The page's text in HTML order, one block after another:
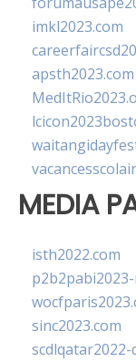
imkl2023.com
apsth2023.com
MEDIA
isth2022.com
sinc2023.com
scdlqatar2022-